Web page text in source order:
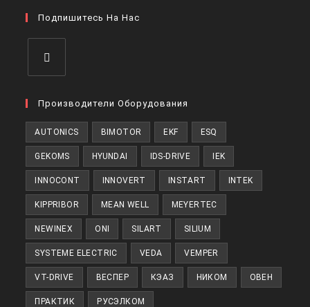
вкладке
новой
Подпишитесь На Нас
в
вкладке
Производители Оборудования
AUTONICS BIMOTOR EKF ESQ
GEKOMS HYUNDAI IDS-DRIVE IEK
INNOCONT INNOVERT INSTART INTEK
KIPPRIBOR MEAN WELL MEYERTEC
NEWINEX ONI SILART SILIUM
SYSTEME ELECTRIC VEDA VEMPER
VT-DRIVE ВЕСПЕР КЭАЗ НИКОМ ОВЕН
ПРАКТИК РУСЭЛКОМ